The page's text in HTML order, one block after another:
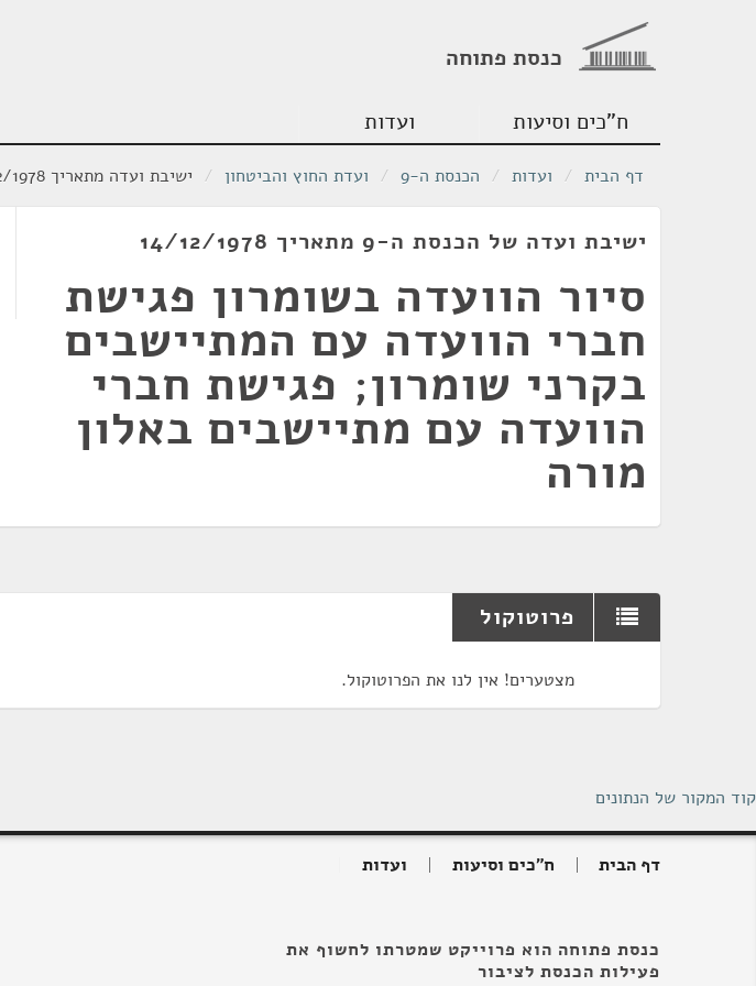
כנסת פתוחה
ח"כים וסיעות ועדות
דף הבית / ועדות / הכנסת ה-9 / ועדת החוץ והביטחון / ישיבת ועדה מתאריך 14/12/1978
ישיבת ועדה של הכנסת ה-9 מתאריך 14/12/1978
סיור הוועדה בשומרון פגישת
חברי הוועדה עם המתיישבים
בקרני שומרון; פגישת חברי
הוועדה עם מתיישבים באלון
מורה
פרוטוקול
מצטערים! אין לנו את הפרוטוקול.
קוד המקור של הנתונים
דף הבית ח"כים וסיעות ועדות
כנסת פתוחה הוא פרוייקט שמטרתו לחשוף את
פעילות הכנסת לציבור